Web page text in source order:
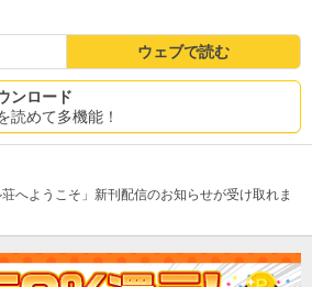
ウェブで読む
ンロード
読めて多機能！
へようこそ」新刊配信のお知らせが受け取れま